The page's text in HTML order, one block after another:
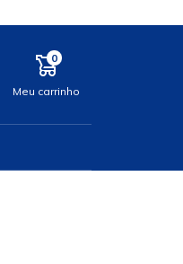
Meu carrinho
0